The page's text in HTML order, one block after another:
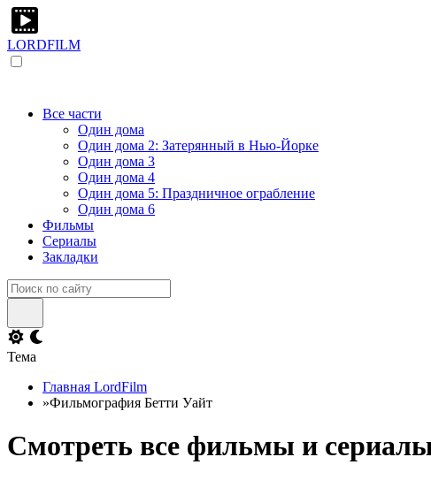
LORDFILM
Все части
Один дома
Один дома 2: Затерянный в Нью-Йорке
Один дома 3
Один дома 4
Один дома 5: Праздничное ограбление
Один дома 6
Фильмы
Сериалы
Закладки
Тема
Главная LordFilm
»Фильмография Бетти Уайт
Смотреть все фильмы и